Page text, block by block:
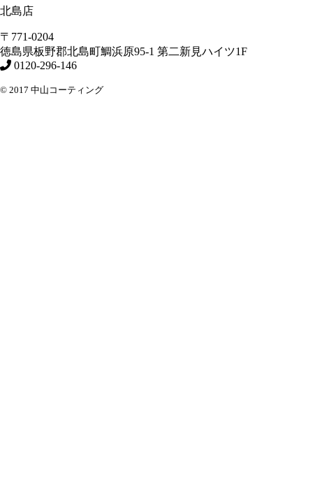
北島店
〒771-0204
徳島県板野郡北島町鯛浜原95-1 第二新見ハイツ1F
0120-296-146
© 2017 中山コーティング